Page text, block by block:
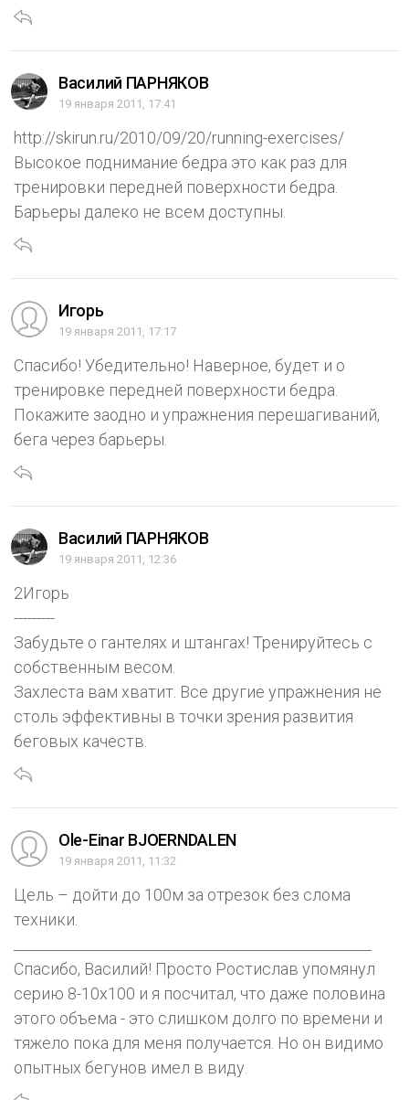
Василий ПАРНЯКОВ
19 января 2011, 17:41
http://skirun.ru/2010/09/20/running-exercises/
Высокое поднимание бедра это как раз для
тренировки передней поверхности бедра.
Барьеры далеко не всем доступны.
Игорь
19 января 2011, 17:17
Спасибо! Убедительно! Наверное, будет и о
тренировке передней поверхности бедра.
Покажите заодно и упражнения перешагиваний,
бега через барьеры.
Василий ПАРНЯКОВ
19 января 2011, 12:36
2Игорь
---------
Забудьте о гантелях и штангах! Тренируйтесь с
собственным весом.
Захлеста вам хватит. Все другие упражнения не
столь эффективны в точки зрения развития
беговых качеств.
Ole-Einar BJOERNDALEN
19 января 2011, 11:32
Цель – дойти до 100м за отрезок без слома
техники.
Спасибо, Василий! Просто Ростислав упомянул
серию 8-10х100 и я посчитал, что даже половина
этого объема - это слишком долго по времени и
тяжело пока для меня получается. Но он видимо
опытных бегунов имел в виду.